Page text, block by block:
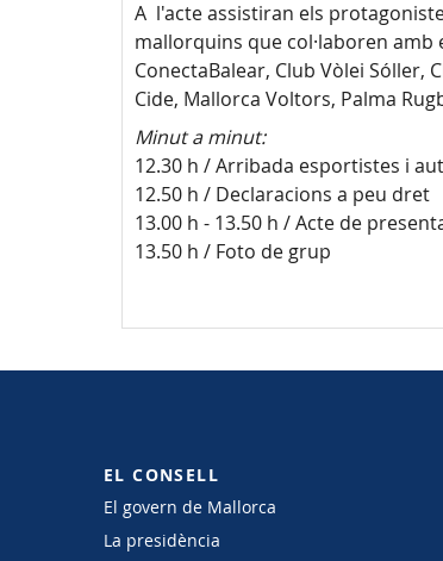
A l'acte assistiran els
mallorquins que col·laboren amb
ConectaBalear, Club Vòlei Sóller,
Cide, Mallorca Voltors, Palma
Minut a minut:
12.30 h / Arribada esportistes i
12.50 h / Declaracions a peu dret
13.00 h - 13.50 h / Acte de
13.50 h / Foto de grup
EL CONSELL
El govern de Mallorca
La presidència